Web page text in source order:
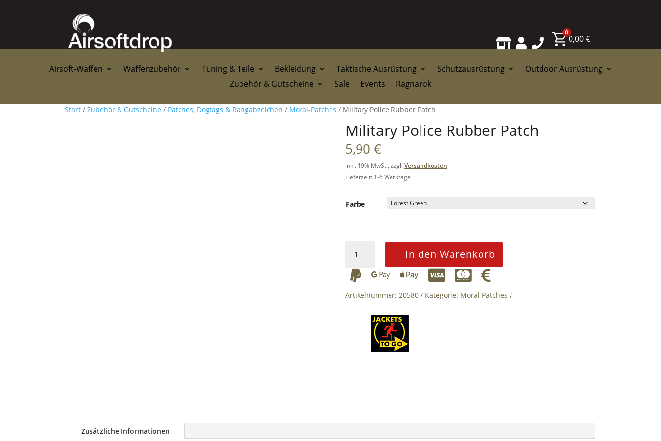
  
0
0,00€
Airsoft-Waffen Waffenzubehör Tuning & Teile Bekleidung Taktische Ausrüstung Schutzausrüstung
Outdoor Ausrüstung
Zubehör & Gutscheine
Sale Events Ragnarok
Start / Zubehör & Gutscheine / Patches, Dogtags & Rangabzeichen / Moral-Patches / Military Police Rubber Patch
Military Police Rubber Patch
5,90 €
inkl. 19% MwSt., zzgl.Versandkosten
Lieferzeit: 1-6 Werktage
Farbe
Police
Rubber
Patch
Menge
In den Warenkorb
     
Artikelnummer: 20580 Kategorie: Moral-Patches
Zusätzliche Informationen